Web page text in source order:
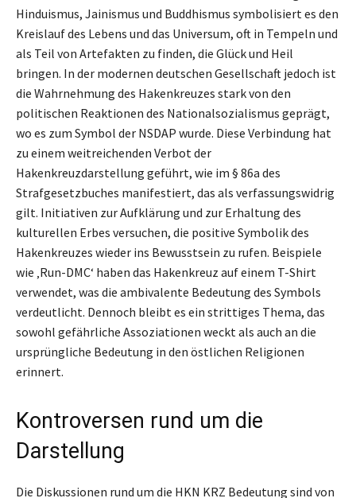
Hinduismus, Jainismus und Buddhismus symbolisiert es den
Kreislauf des Lebens und das Universum, oft in Tempeln und
als Teil von Artefakten zu finden, die Glück und Heil
bringen. In der modernen deutschen Gesellschaft jedoch ist
die Wahrnehmung des Hakenkreuzes stark von den
politischen Reaktionen des Nationalsozialismus geprägt,
wo es zum Symbol der NSDAP wurde. Diese Verbindung hat
zu einem weitreichenden Verbot der
Hakenkreuzdarstellung geführt, wie im § 86a des
Strafgesetzbuches manifestiert, das als verfassungswidrig
gilt. Initiativen zur Aufklärung und zur Erhaltung des
kulturellen Erbes versuchen, die positive Symbolik des
Hakenkreuzes wieder ins Bewusstsein zu rufen. Beispiele
wie ‚Run-DMC‘ haben das Hakenkreuz auf einem T-Shirt
verwendet, was die ambivalente Bedeutung des Symbols
verdeutlicht. Dennoch bleibt es ein strittiges Thema, das
sowohl gefährliche Assoziationen weckt als auch an die
ursprüngliche Bedeutung in den östlichen Religionen
erinnert.
Kontroversen rund um die
Darstellung
Die Diskussionen rund um die HKN KRZ Bedeutung sind von